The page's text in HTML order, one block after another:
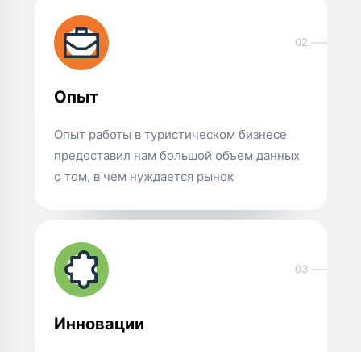
02
Опыт
Опыт работы в туристическом бизнесе
предоставил нам большой объем данных
о том, в чем нуждается рынок
03
Инновации